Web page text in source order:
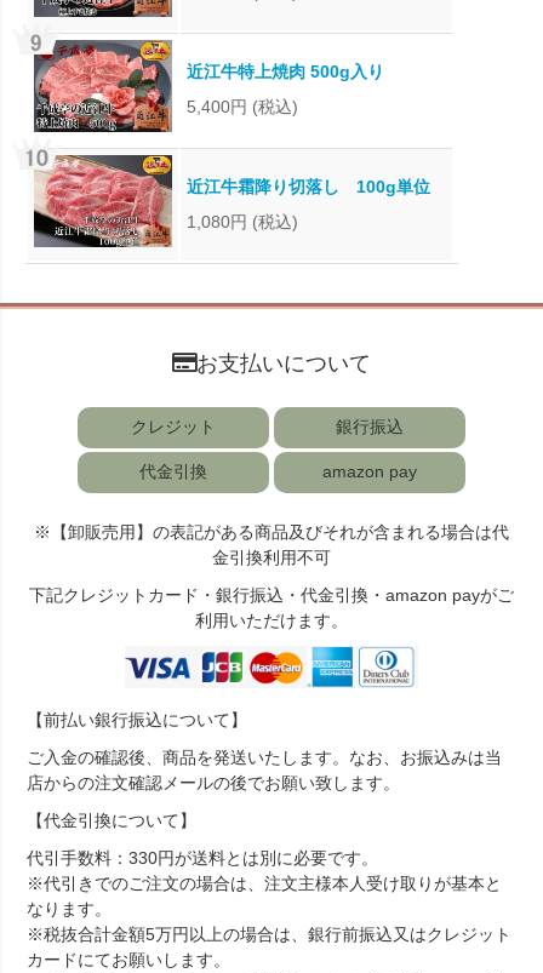
近江牛特上焼肉 500g入り
5,400円 (税込)
近江牛霜降り切落し 100g単位
1,080円 (税込)
お支払いについて
クレジット 銀行振込
代金引換 amazon pay
※【卸販売用】の表記がある商品及びそれが含まれる場合は代
金引換利用不可
下記クレジットカード・銀行振込・代金引換・amazon payがご
利用いただけます。
【前払い銀行振込について】
ご入金の確認後、商品を発送いたします。なお、お振込みは当
店からの注文確認メールの後でお願い致します。
【代金引換について】
代引手数料：330円が送料とは別に必要です。
※代引きでのご注文の場合は、注文主様本人受け取りが基本と
なります。
※税抜合計金額5万円以上の場合は、銀行前振込又はクレジット
カードにてお願いします。